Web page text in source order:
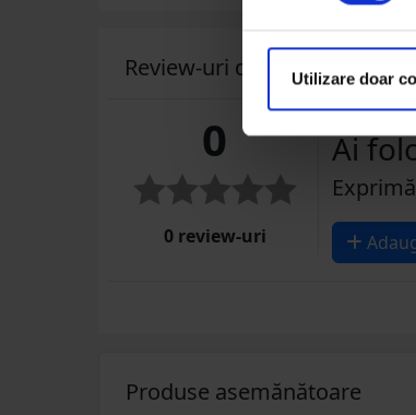
Utilizare doar
Review-uri despre produs ( 0 )
0
0 review-uri
Ai
Produse asemănătoare